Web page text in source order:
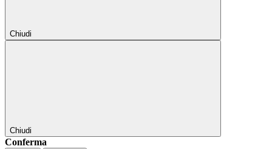
Chiudi
Chiudi
Conferma